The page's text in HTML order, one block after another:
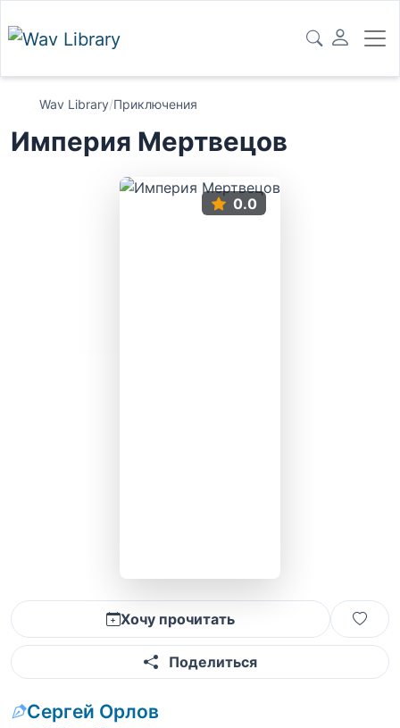
Wav Library/Приключения
Империя Мертвецов
0.0
Хочу прочитать
Поделиться
Сергей Орлов